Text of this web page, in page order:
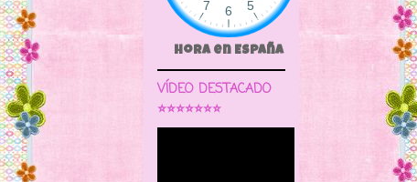
Hora en España
VÍDEO DESTACADO
⭐⭐⭐⭐⭐⭐⭐